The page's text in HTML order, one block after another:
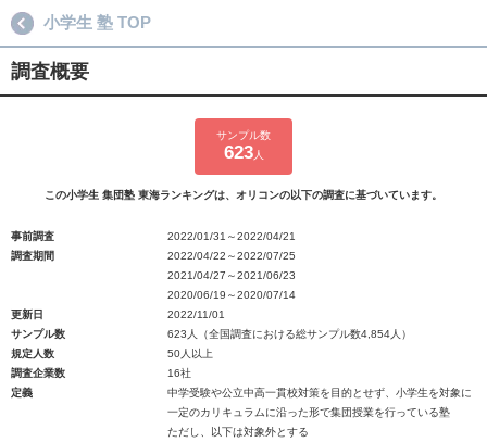
小学生 塾 TOP
調査概要
サンプル数
623人
この小学生 集団塾 東海ランキングは、オリコンの以下の調査に基づいています。
事前調査
2022/01/31～2022/04/21
調査期間
2022/04/22～2022/07/25
2021/04/27～2021/06/23
2020/06/19～2020/07/14
更新日
2022/11/01
サンプル数
623人（全国調査における総サンプル数4,854人）
規定人数
50人以上
調査企業数
16社
定義
中学受験や公立中高一貫校対策を目的とせず、小学生を対象に
一定のカリキュラムに沿った形で集団授業を行っている塾
ただし、以下は対象外とする